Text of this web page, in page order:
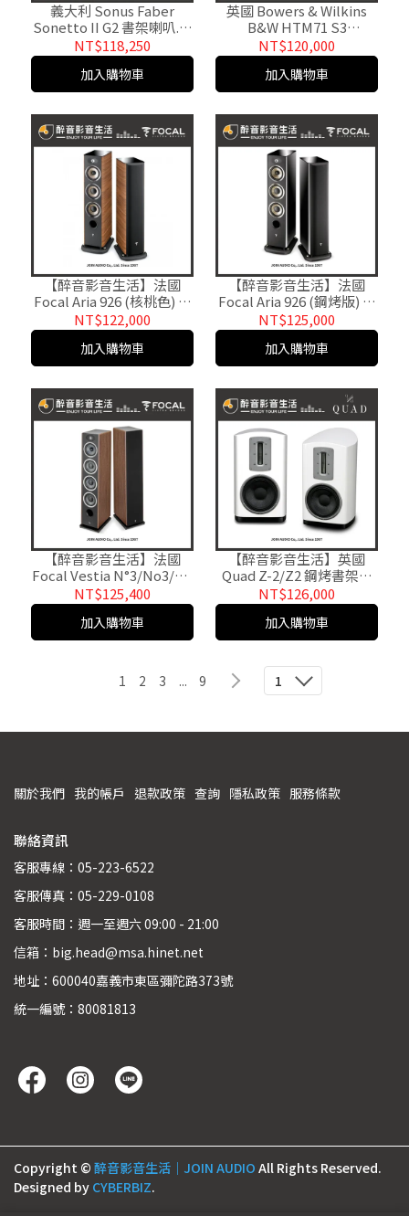
義大利 Sonus Faber
Sonetto II G2 書架喇叭.台
灣公司貨
NT$118,250
加入購物車
英國 Bowers & Wilkins
B&W HTM71 S3
Signature 中置喇叭 台灣
公司貨
NT$120,000
加入購物車
【醉音影音生活】法國
Focal Aria 926 (核桃色) 落
地式喇叭.4單體3音路.台灣
公司貨
NT$122,000
加入購物車
【醉音影音生活】法國
Focal Aria 926 (鋼烤版) 落
地式喇叭.4單體3音路.台灣
公司貨
NT$125,000
加入購物車
【醉音影音生活】法國
Focal Vestia N°3/No3/N3
落地喇叭/揚聲器.台灣公司
貨
NT$125,400
加入購物車
【醉音影音生活】英國
Quad Z-2/Z2 鋼烤書架喇
叭.2單體2音路.頂級絲帶高
音.台灣公司貨
NT$126,000
加入購物車
1 2 3 ... 9 1
關於我們 我的帳戶 退款政策 查詢 隱私政策 服務條款
聯絡資訊
客服專線：05-223-6522
客服傳真：05-229-0108
客服時間：週一至週六 09:00 - 21:00
信箱：big.head@msa.hinet.net
地址：600040嘉義市東區彌陀路373號
統一編號：80081813
Copyright © 醉音影音生活｜JOIN AUDIO All Rights Reserved.
Designed by CYBERBIZ.